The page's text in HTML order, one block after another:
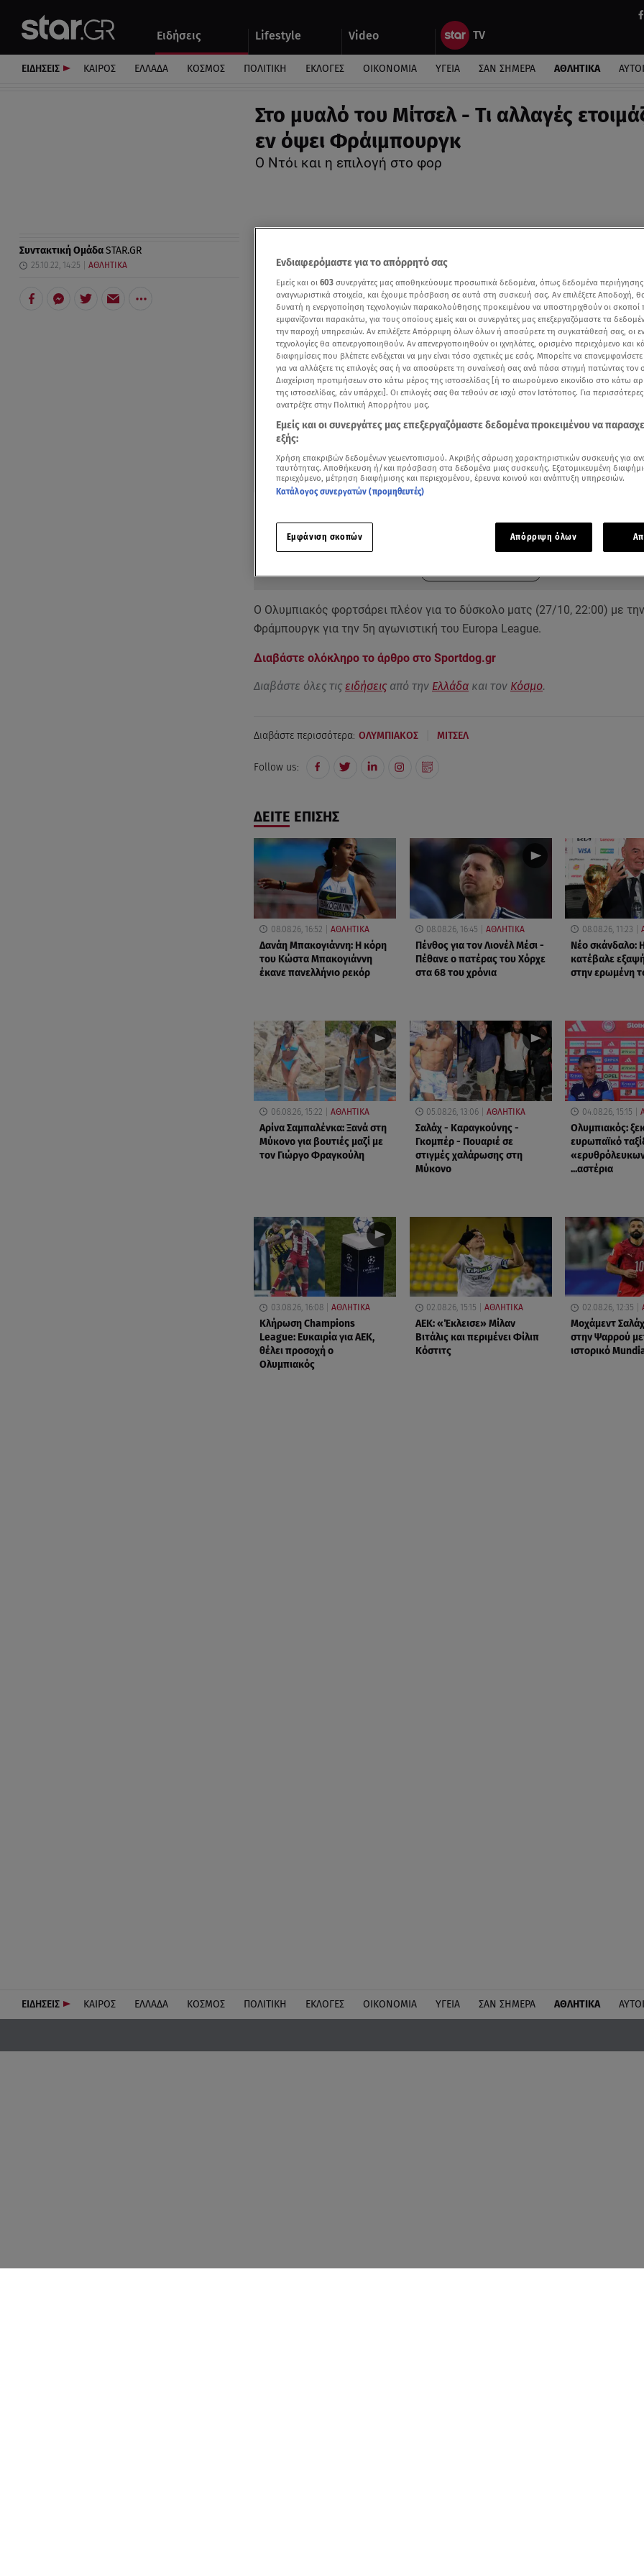
Ειδήσεις Lifestyle Video
Αυτοκίνητο
ΕΙΔΗΣΕΙΣ ΚΑΙΡΟΣ ΕΛΛΑΔΑ ΚΟΣΜΟΣ ΠΟΛΙΤΙΚΗ ΕΚΛΟΓΕΣ ΟΙΚΟΝΟΜΙΑ ΥΓΕΙΑ ΣΑΝ ΣΗΜΕΡΑ ΑΘΛΗΤΙΚΑ
Στο μυαλό του Μίτσελ - Τι αλλαγές
εν όψει Φράιμπουργκ
Ο Ντόι και η επιλογή στο φορ
Συντακτική ΟμάδαSTAR.GR
25.10.22, 14:25 ΑΘΛΗΤΙΚΑ
Δείτε περισσότερα άρθρα μας στην αναζήτηση σας
Δείτε περισσότερα άρθρα μας στα αποτελέσματα αναζήτησης
Ο Ολυμπιακός φορτσάρει πλέον για το δύσκολο ματς (27/10, 22:00) με την
Φράμπουργκ για την 5η αγωνιστική του Europa League.
Διαβάστε ολόκληρο το άρθρο στο Sportdog.gr
Διαβάστε όλες τις ειδήσειςαπό την Ελλάδακαι τον Κόσμο.
Διαβάστε περισσότερα: ΟΛΥΜΠΙΑΚΟΣ ΜΙΤΣΕΛ
Follow us:
ΔΕΙΤΕ ΕΠΙΣΗΣ
08.08.26, 16:52 ΑΘΛΗΤΙΚΑ
Δανάη Μπακογιάννη: Η κόρη
του Κώστα Μπακογιάννη
έκανε πανελλήνιο ρεκόρ
08.08.26, 16:45 ΑΘΛΗΤΙΚΑ
Πένθος για τον Λιονέλ Μέσι -
Πέθανε ο πατέρας του Χόρχε
στα 68 του χρόνια
08.08.26, 11:23
Νέο σκάνδαλο:
κατέβαλε
στην ερωμένη
06.08.26, 15:22 ΑΘΛΗΤΙΚΑ
Αρίνα Σαμπαλένκα: Ξανά στη
Μύκονο για βουτιές μαζί με
τον Γιώργο Φραγκούλη
05.08.26, 13:06 ΑΘΛΗΤΙΚΑ
Σαλάχ - Καραγκούνης -
Γκομπέρ - Πουαριέ σε
στιγμές χαλάρωσης στη
Μύκονο
04.08.26, 15:15
Ολυμπιακός:
ευρωπαϊκό
...αστέρια
03.08.26, 16:08 ΑΘΛΗΤΙΚΑ
Κλήρωση Champions
League: Ευκαιρία για ΑΕΚ,
θέλει προσοχή ο
Ολυμπιακός
02.08.26, 15:15 ΑΘΛΗΤΙΚΑ
ΑΕΚ: «Έκλεισε» Μίλαν
Βιτάλις και περιμένει Φίλιπ
Κόστιτς
02.08.26, 12:35
Μοχάμεντ
στην Ψαρρού
ιστορικό
ΕΙΔΗΣΕΙΣ ΚΑΙΡΟΣ ΕΛΛΑΔΑ ΚΟΣΜΟΣ ΠΟΛΙΤΙΚΗ ΕΚΛΟΓΕΣ ΟΙΚΟΝΟΜΙΑ ΥΓΕΙΑ ΣΑΝ ΣΗΜΕΡΑ ΑΘΛΗΤΙΚΑ
Ενδιαφερόμαστε για το απόρρητό σας
Εμείς και οι 603 συνεργάτες μας αποθηκεύουμε προσωπικά δεδομένα, όπως δεδομένα
αναγνωριστικά στοιχεία, και έχουμε πρόσβαση σε αυτά στη συσκευή σας. Αν επιλέξετε Αποδοχή,
δυνατή η ενεργοποίηση τεχνολογιών παρακολούθησης προκειμένου να υποστηριχθούν οι σκοποί
εμφανίζονται παρακάτω, για τους οποίους εμείς και οι συνεργάτες μας επεξεργαζόμαστε τα
την παροχή υπηρεσιών. Αν επιλέξετε Απόρριψη όλων όλων ή αποσύρετε τη συγκατάθεσή σας, οι
τεχνολογίες θα απενεργοποιηθούν. Αν απενεργοποιηθούν οι ιχνηλάτες, ορισμένο περιεχόμενο και
διαφημίσεις που βλέπετε ενδέχεται να μην είναι τόσο σχετικές με εσάς. Μπορείτε να
για να αλλάξετε τις επιλογές σας ή να αποσύρετε τη συναίνεσή σας ανά πάσα στιγμή πατώντας τον
Διαχείριση προτιμήσεων στο κάτω μέρος της ιστοσελίδας [ή το αιωρούμενο εικονίδιο στο κάτω
της ιστοσελίδας, εάν υπάρχει]. Οι επιλογές σας θα τεθούν σε ισχύ στον Ιστότοπος. Για
ανατρέξτε στην Πολιτική Απορρήτου μας.
Εμείς και οι συνεργάτες μας επεξεργαζόμαστε δεδομένα προκειμένου να
εξής:
Χρήση επακριβών δεδομένων γεωεντοπισμού. Ακριβής σάρωση χαρακτηριστικών συσκευής για
ταυτότητας. Αποθήκευση ή/και πρόσβαση στα δεδομένα μιας συσκευής. Εξατομικευμένη
περιεχόμενο, μέτρηση διαφήμισης και περιεχομένου, έρευνα κοινού και ανάπτυξη υπηρεσιών.
Κατάλογος συνεργατών (προμηθευτές)
Εμφάνιση σκοπών Απόρριψη όλων